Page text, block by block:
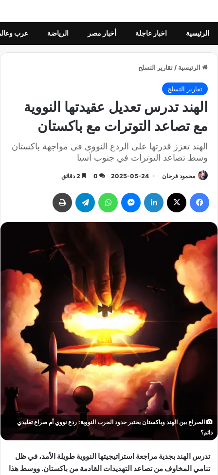
الرئيسية اخبار عاجلة أخبار مصر الرياضة عرب
الرئيسية / تقارير التسلح
تقارير التسلح
الهند تدرس تعديل عقيدتها النووية
مع تصاعد التوترات مع باكستان
الهند تعزز قدرتها على الردع النووي في مواجهة باكستان
وسط تصاعد التوترات في جنوب آسيا
محمود فرحان 2025-05-24
0
الصراع بين الهند وباكستان يختبر حدود الحرب النووية: ردع نووي أم صراع تقليدي
دائم؟
تدرس الهند بجدية مراجعة استراتيجيتها النووية طويلة الأمد، في ظل
تنامي المخاوف من تصاعد التهديدات القادمة من باكستان. ووسط هذا